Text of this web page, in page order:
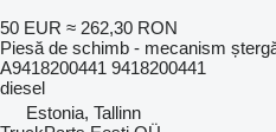
50 EUR ≈ 262,30 RON
Piesă de schimb - mecanism
A9418200441 9418200441
diesel
Estonia, Tallinn